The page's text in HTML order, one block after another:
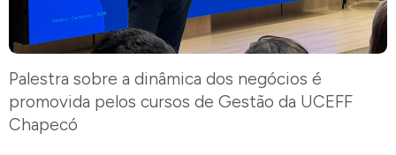
Palestra sobre a dinâmica dos negócios é
promovida pelos cursos de Gestão da UCEFF
Chapecó